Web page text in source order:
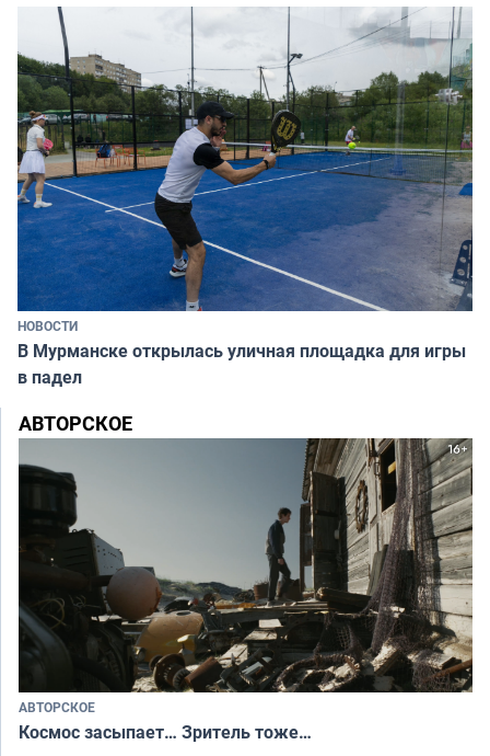
НОВОСТИ
В Мурманске открылась уличная площадка для игры
в падел
АВТОРСКОЕ
АВТОРСКОЕ
Космос засыпает… Зритель тоже…